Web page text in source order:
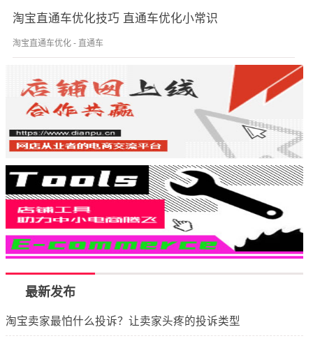
淘宝直通车优化技巧 直通车优化小常识
淘宝直通车优化 - 直通车
最新发布
淘宝卖家最怕什么投诉？让卖家头疼的投诉类型